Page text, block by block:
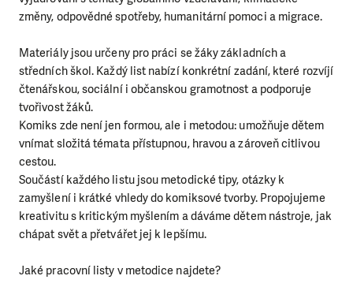
změny, odpovědné spotřeby, humanitární pomoci a migrace.
Materiály jsou určeny pro práci se žáky základních a
středních škol. Každý list nabízí konkrétní zadání, které rozvíjí
čtenářskou, sociální i občanskou gramotnost a podporuje
tvořivost žáků.
Komiks zde není jen formou, ale i metodou: umožňuje dětem
vnímat složitá témata přístupnou, hravou a zároveň citlivou
cestou.
Součástí každého listu jsou metodické tipy, otázky k
zamyšlení i krátké vhledy do komiksové tvorby. Propojujeme
kreativitu s kritickým myšlením a dáváme dětem nástroje, jak
chápat svět a přetvářet jej k lepšímu.
Jaké pracovní listy v metodice najdete?